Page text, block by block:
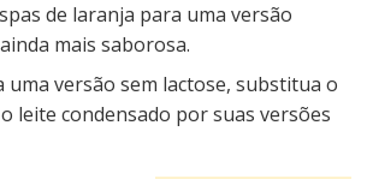
de laranja para uma versão
mais saborosa.
uma versão sem lactose, substitua o
leite condensado por suas versões